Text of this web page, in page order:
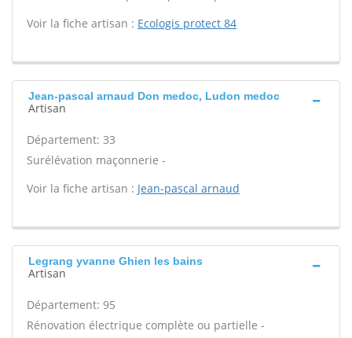
Voir la fiche artisan : Ecologis protect 84
Jean-pascal arnaud Don medoc, Ludon medoc
Artisan
Département: 33
Surélévation maçonnerie -
Voir la fiche artisan : Jean-pascal arnaud
Legrang yvanne Ghien les bains
Artisan
Département: 95
Rénovation électrique complète ou partielle -